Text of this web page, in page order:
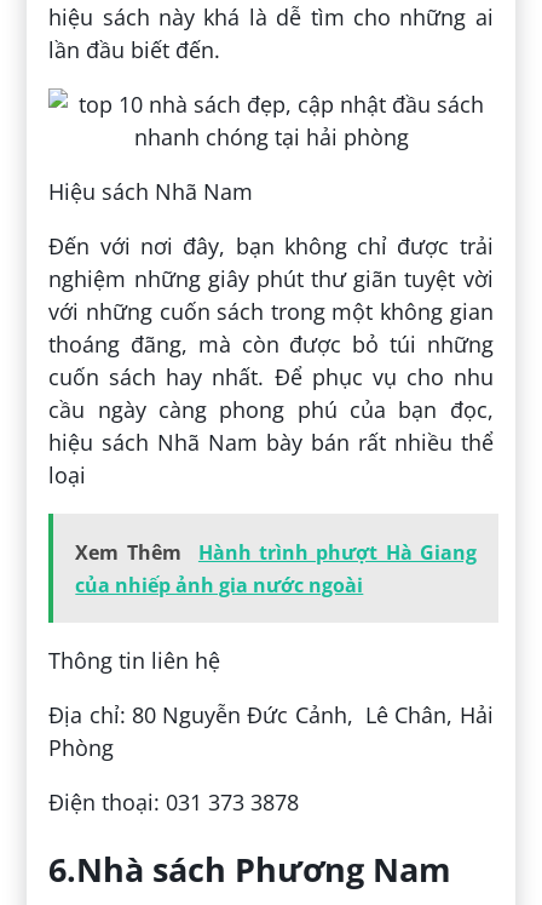
hiệu sách này khá là dễ tìm cho những ai
lần đầu biết đến.
Hiệu sách Nhã Nam
Đến với nơi đây, bạn không chỉ được trải
nghiệm những giây phút thư giãn tuyệt vời
với những cuốn sách trong một không gian
thoáng đãng, mà còn được bỏ túi những
cuốn sách hay nhất. Để phục vụ cho nhu
cầu ngày càng phong phú của bạn đọc,
hiệu sách Nhã Nam bày bán rất nhiều thể
loại
Xem Thêm
Hành trình phượt Hà Giang
của nhiếp ảnh gia nước ngoài
Thông tin liên hệ
Địa chỉ: 80 Nguyễn Đức Cảnh, Lê Chân, Hải
Phòng
Điện thoại: 031 373 3878
6.Nhà sách Phương Nam